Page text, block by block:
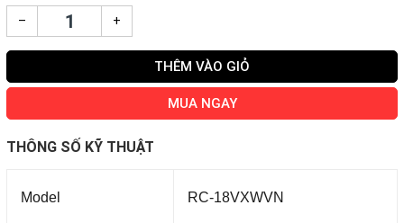
– +
THÊM VÀO GIỎ
MUA NGAY
THÔNG SỐ KỸ THUẬT
Model RC-18VXWVN